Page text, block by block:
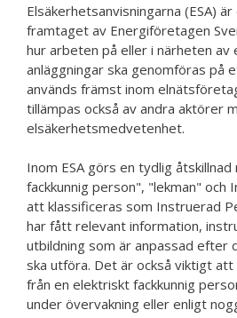
Elsäkerhetsanvisningarna (ESA)
framtaget av Energiföretagen
hur arbeten på eller i närheten av
anläggningar ska genomföras på
används främst inom
tillämpas också av andra aktörer
elsäkerhetsmedvetenhet.
Inom ESA görs en tydlig
fackkunnig person", "lekman" och
att klassificeras som Instruerad
har fått relevant information,
utbildning som är anpassad efter
ska utföra. Det är också viktigt
från en elektriskt fackkunnig
under övervakning eller enligt